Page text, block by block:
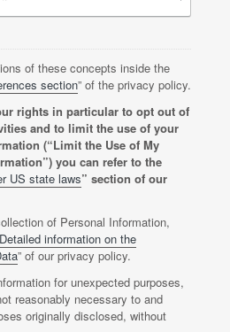
of these concepts inside the
section” of the privacy policy.
rights in particular to opt out of
and to limit the use of your
(“Limit the Use of My
you can refer to the
US state laws” section of our
of Personal Information,
Detailed information on the
” of our privacy policy.
for unexpected purposes,
reasonably necessary to and
originally disclosed, without